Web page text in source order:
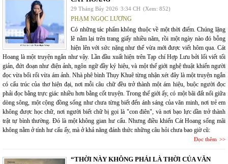
29 Tháng Bảy 2026 3:34 CH (Xem: 852)
PHẠM NGỌC LƯƠNG
Có những tác phẩm không thuộc về một thời điểm. Chúng lặng
lẽ nằm lại trên trang giấy nhiều năm, rồi một ngày nào đó bỗng
hiện lên với sức nặng như thể vừa mới được viết hôm qua. Cát
Hoang là một truyện ngắn như vậy. Lần đầu xuất hiện trên Tạp chí Hợp Lưu bởi lối viết tối
giản, đứt đoạn như điện ảnh, ngôn ngữ đầy ký hiệu, và một thế giới nghệ thuật khiến người
đọc vừa bối rối vừa ám ảnh. Nhà phê bình Thụy Khuê từng nhận xét đây là một truyện ngắn
có cấu trúc của thơ hiện đại, nơi mỗi câu chữ đều trở thành một ám hiệu, buộc người đọc
phải đọc bằng trực giác nhiều hơn bằng cốt truyện. Trong thế giới ấy, có một bãi đất nổi giữa
dòng sông, một cộng đồng sống như chưa từng biết đến ánh sáng của văn minh, nơi trẻ em
không được học chữ, nơi người biết chữ bị gọi là "con điên", và nơi bạo lực dần trở thành
trật tự bình thường. Đó là một không gian hư cấu. Nhưng điều khiến Cát Hoang sống mãi
không nằm ở tính hư cấu ấy, mà ở khả năng đánh thức những câu hỏi chưa bao giờ cũ:
Đọc thêm
“THỜI NÀY KHÔNG PHẢI LÀ THỜI CỦA VĂN